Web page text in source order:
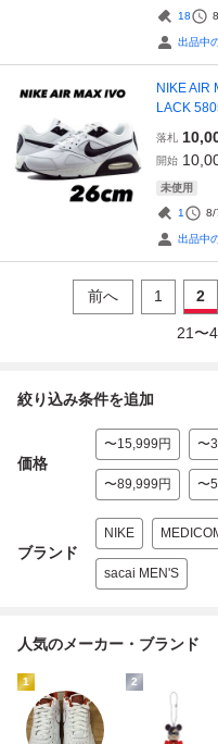
18
出品中
NIKE AIR
LACK
落札
開始
未使用
1 8/
出品中
前へ 1 2
21 〜
絞り込み条件を追加
価格
〜15,999円 〜
〜89,999円 〜
ブランド
NIKE
sacai MEN'S
人気のメーカー・ブランド
1 2